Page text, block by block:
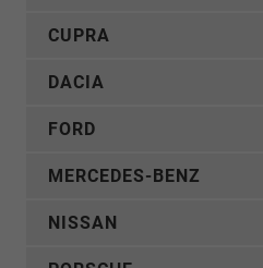
CUPRA
DACIA
FORD
MERCEDES-BENZ
NISSAN